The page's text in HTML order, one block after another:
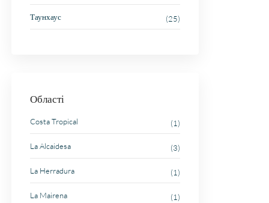
Таунхаус (25)
Області
Costa Tropical (1)
La Alcaidesa (3)
La Herradura (1)
La Mairena (1)